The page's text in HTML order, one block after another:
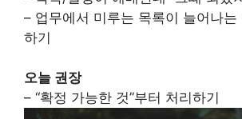
– 업무에서 미루는 목록이 늘어나는
하기
오늘 권장
– “확정 가능한 것”부터 처리하기